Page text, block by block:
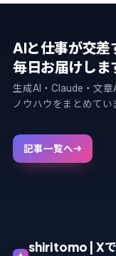
AIと仕事が交差
毎日お届けしま
生成AI・Claude・文
ノウハウをまとめてい
記事一覧へ
shiritomo | Xで